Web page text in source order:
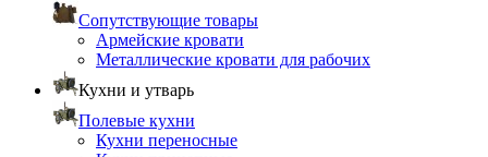
Сопутствующие товары
Армейские кровати
Металлические кровати для рабочих
Кухни и утварь
Полевые кухни
Кухни переносные